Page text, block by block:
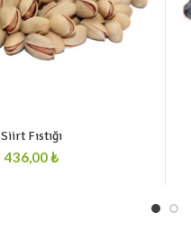
Siirt Fıstığı
₺